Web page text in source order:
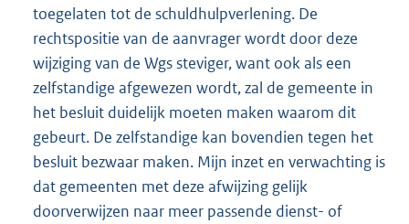
toegelaten tot de schuldhulpverlening. De
rechtspositie van de aanvrager wordt door deze
wijziging van de Wgs steviger, want ook als een
zelfstandige afgewezen wordt, zal de gemeente in
het besluit duidelijk moeten maken waarom dit
gebeurt. De zelfstandige kan bovendien tegen het
besluit bezwaar maken. Mijn inzet en verwachting is
dat gemeenten met deze afwijzing gelijk
doorverwijzen naar meer passende dienst- of